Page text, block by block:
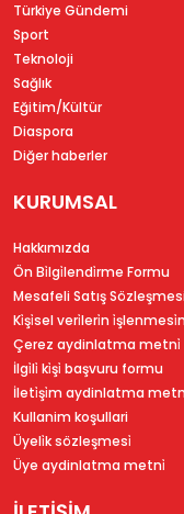
Türkiye Gündemi
Sport
Teknoloji
Sağlık
Eğitim/Kültür
Diaspora
Diğer haberler
KURUMSAL
Hakkımızda
Ön Bi̇lgi̇lendi̇rme Formu
Mesafeli Satış
Ki̇şi̇sel veri̇leri̇n
Çerez aydinlatma metni̇
İlgi̇li̇ ki̇şi̇ başvuru formu
İleti̇şi̇m aydinlatma
Kullanim koşullari
Üyeli̇k sözleşmesi̇
Üye aydinlatma metni̇